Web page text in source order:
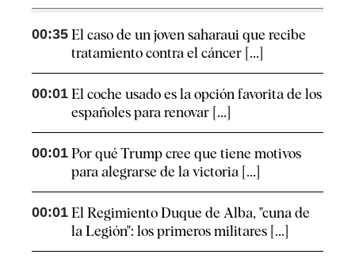
00:35 El caso de un joven saharaui que recibe
tratamiento contra el cáncer [...]
00:01 El coche usado es la opción favorita de los
españoles para renovar [...]
00:01 Por qué Trump cree que tiene motivos
para alegrarse de la victoria [...]
00:01 El Regimiento Duque de Alba, "cuna de
la Legión": los primeros militares [...]